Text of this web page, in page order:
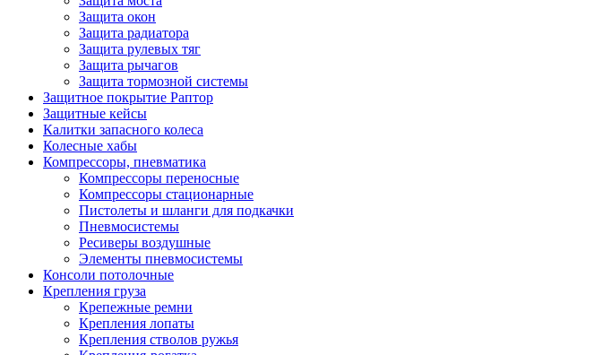
Защита окон
Защита радиатора
Защита рулевых тяг
Защита рычагов
Защита тормозной системы
Защитное покрытие Раптор
Защитные кейсы
Калитки запасного колеса
Колесные хабы
Компрессоры, пневматика
Компрессоры переносные
Компрессоры стационарные
Пистолеты и шланги для подкачки
Пневмосистемы
Ресиверы воздушные
Элементы пневмосистемы
Консоли потолочные
Крепления груза
Крепежные ремни
Крепления лопаты
Крепления стволов ружья